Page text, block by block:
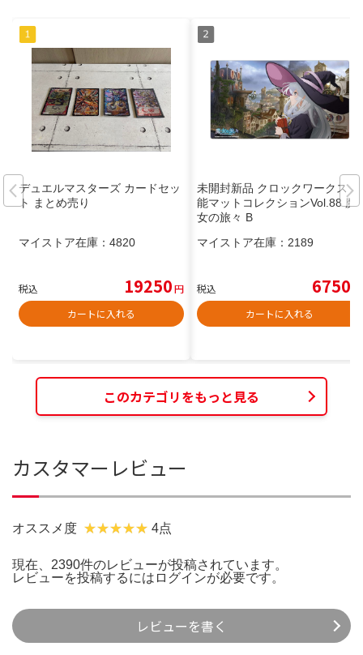
デュエルマスターズ カードセッ
ト まとめ売り
マイストア在庫： 4820
税込 19250円
カートに入れる
未開封新品 クロックワークス 万
能マットコレクションVol.88 魔
女の旅々 B
マイストア在庫： 2189
税込 6750
カートに入れる
このカテゴリをもっと見る
カスタマーレビュー
オススメ度 4点
現在、2390件のレビューが投稿されています。
レビューを投稿するには ログインが必要です。
レビューを書く